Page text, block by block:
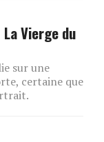
Vierge du
sur une
certaine que